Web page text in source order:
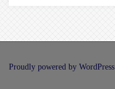
Proudly powered by WordPress